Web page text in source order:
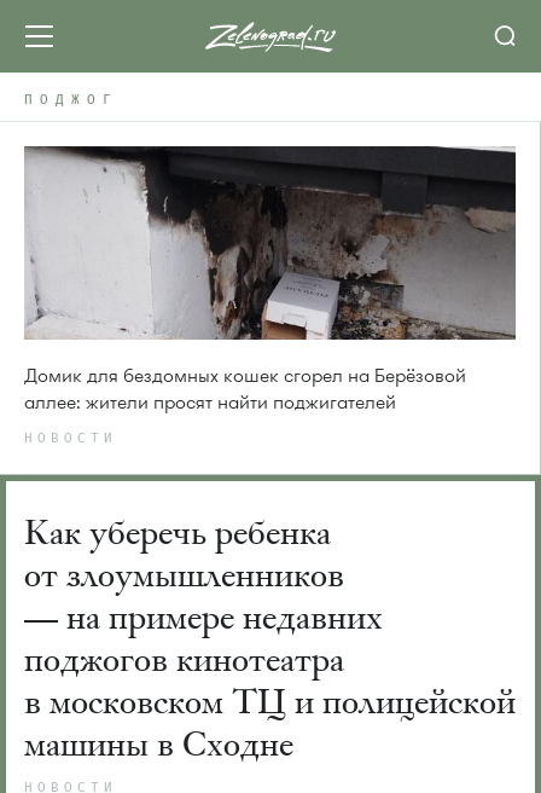
ПОДЖОГ
Домик для бездомных кошек сгорел на Берёзовой
аллее: жители просят найти поджигателей
НОВОСТИ
Как уберечь ребенка
от злоумышленников
— на примере недавних
поджогов кинотеатра
в московском ТЦ и полицейской
машины в Сходне
НОВОСТИ